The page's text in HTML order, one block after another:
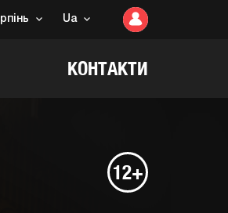
Ірпінь Ua
КОНТАКТИ
12+